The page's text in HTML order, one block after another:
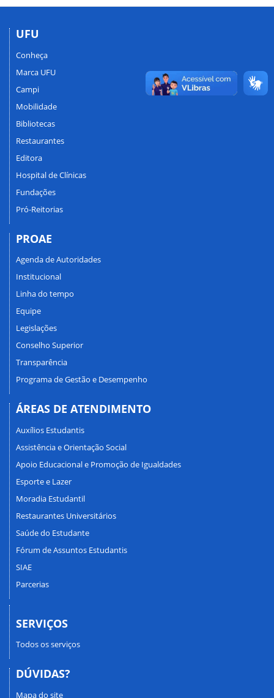
UFU
Conheça
Marca UFU
Campi
Mobilidade
Bibliotecas
Restaurantes
Editora
Hospital de Clínicas
Fundações
Pró-Reitorias
PROAE
Agenda de Autoridades
Institucional
Linha do tempo
Equipe
Legislações
Conselho Superior
Transparência
Programa de Gestão e Desempenho
ÁREAS DE ATENDIMENTO
Auxílios Estudantis
Assistência e Orientação Social
Apoio Educacional e Promoção de Igualdades
Esporte e Lazer
Moradia Estudantil
Restaurantes Universitários
Saúde do Estudante
Fórum de Assuntos Estudantis
SIAE
Parcerias
SERVIÇOS
Todos os serviços
DÚVIDAS?
Mapa do site